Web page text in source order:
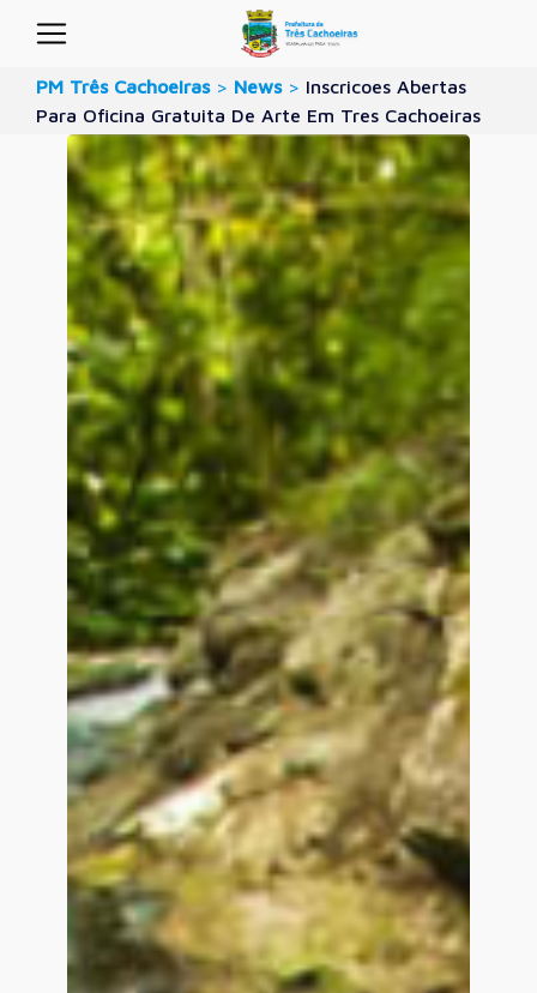
PM Três Cachoeiras > News > Inscricoes Abertas
Para Oficina Gratuita De Arte Em Tres Cachoeiras